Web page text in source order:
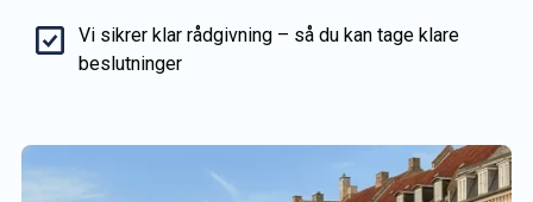
Vi sikrer klar rådgivning – så du kan tage klare
beslutninger